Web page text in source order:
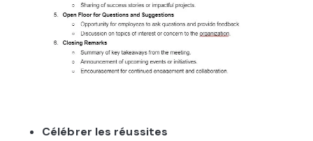
Célébrer les réussites